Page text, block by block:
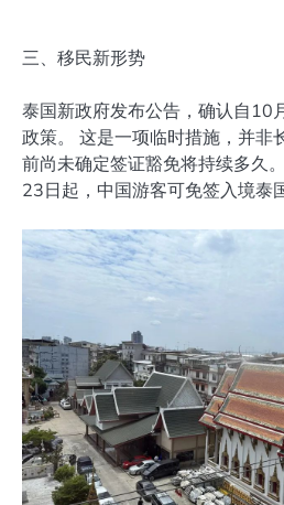
三、移民新形势
泰国新政府发布公告，确认自10
政策。 这是一项临时措施，并非
前尚未确定签证豁免将持续多久
23日起，中国游客可免签入境泰国